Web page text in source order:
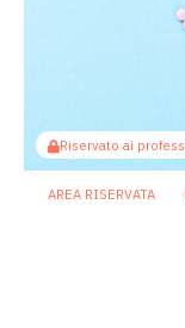
Riservato ai
AREA RISERVATA